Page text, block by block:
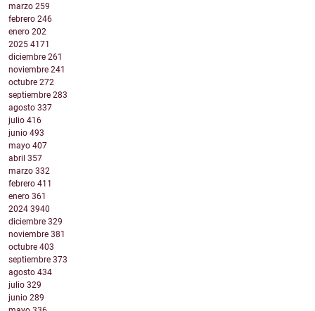
marzo 259
febrero 246
enero 202
2025 4171
diciembre 261
noviembre 241
octubre 272
septiembre 283
agosto 337
julio 416
junio 493
mayo 407
abril 357
marzo 332
febrero 411
enero 361
2024 3940
diciembre 329
noviembre 381
octubre 403
septiembre 373
agosto 434
julio 329
junio 289